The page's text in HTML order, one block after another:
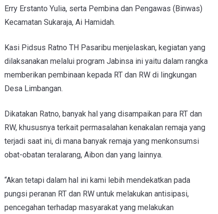
Erry Erstanto Yulia, serta Pembina dan Pengawas (Binwas)
Kecamatan Sukaraja, Ai Hamidah.
Kasi Pidsus Ratno TH Pasaribu menjelaskan, kegiatan yang
dilaksanakan melalui program Jabinsa ini yaitu dalam rangka
memberikan pembinaan kepada RT dan RW di lingkungan
Desa Limbangan.
Dikatakan Ratno, banyak hal yang disampaikan para RT dan
RW, khususnya terkait permasalahan kenakalan remaja yang
terjadi saat ini, di mana banyak remaja yang menkonsumsi
obat-obatan teralarang, Aibon dan yang lainnya.
“Akan tetapi dalam hal ini kami lebih mendekatkan pada
pungsi peranan RT dan RW untuk melakukan antisipasi,
pencegahan terhadap masyarakat yang melakukan